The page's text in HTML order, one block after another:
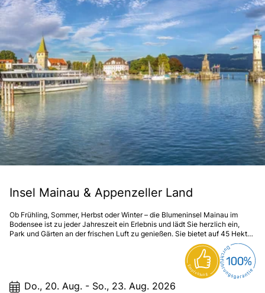
Insel Mainau & Appenzeller Land
Ob Frühling, Sommer, Herbst oder Winter – die Blumeninsel Mainau im
Bodensee ist zu jeder Jahreszeit ein Erlebnis und lädt Sie herzlich ein,
Park und Gärten an der frischen Luft zu genießen. Sie bietet auf 45 Hektar
faszinierende Ein- und Ausblicke und überrascht dabei immer wieder mit
Do., 20. Aug. - So., 23. Aug. 2026